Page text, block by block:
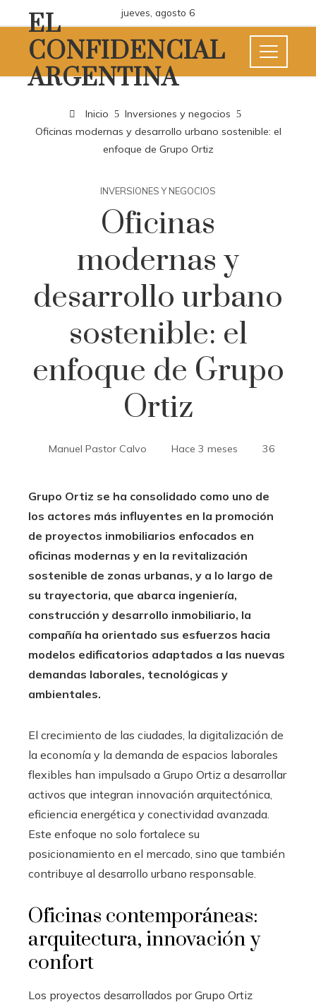
jueves, agosto 6
EL
CONFIDENCIAL
ARGENTINA
Inicio
Inversiones y negocios
Oficinas modernas y desarrollo urbano sostenible: el
enfoque de Grupo Ortiz
INVERSIONES Y NEGOCIOS
Oficinas
modernas y
desarrollo urbano
sostenible: el
enfoque de Grupo
Ortiz
Manuel Pastor Calvo Hace 3 meses 36
Grupo Ortiz se ha consolidado como uno de
los actores más influyentes en la promoción
de proyectos inmobiliarios enfocados en
oficinas modernas y en la revitalización
sostenible de zonas urbanas, y a lo largo de
su trayectoria, que abarca ingeniería,
construcción y desarrollo inmobiliario, la
compañía ha orientado sus esfuerzos hacia
modelos edificatorios adaptados a las nuevas
demandas laborales, tecnológicas y
ambientales.
El crecimiento de las ciudades, la digitalización de
la economía y la demanda de espacios laborales
flexibles han impulsado a Grupo Ortiz a desarrollar
activos que integran innovación arquitectónica,
eficiencia energética y conectividad avanzada.
Este enfoque no solo fortalece su
posicionamiento en el mercado, sino que también
contribuye al desarrollo urbano responsable.
Oficinas contemporáneas:
arquitectura, innovación y
confort
Los proyectos desarrollados por Grupo Ortiz